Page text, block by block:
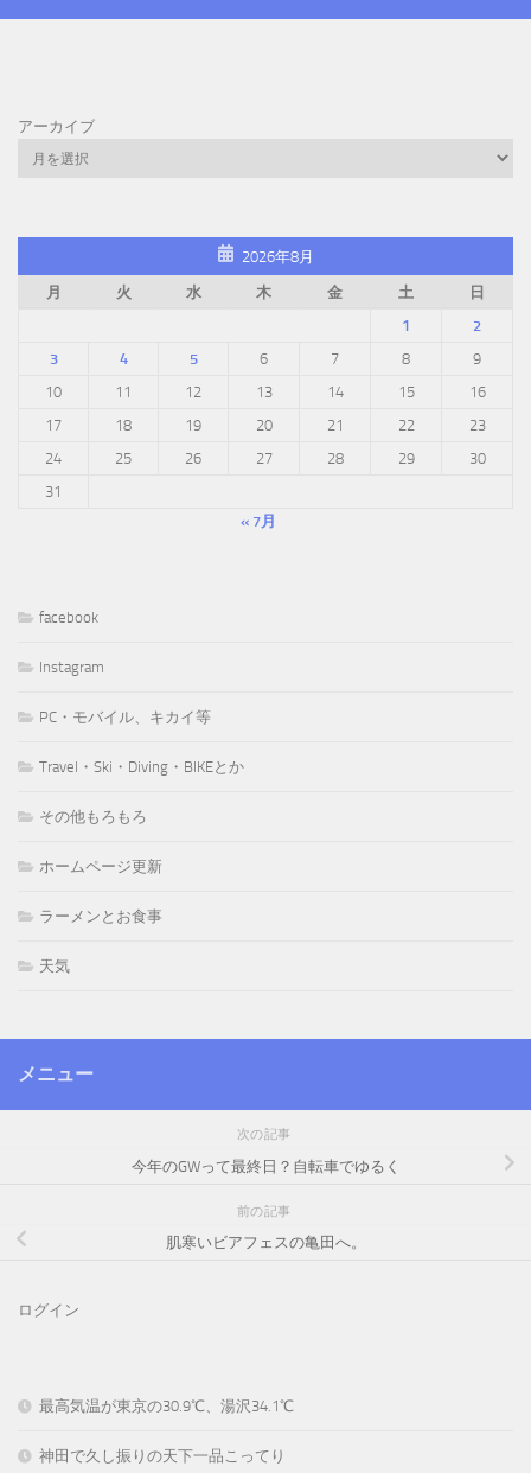
アーカイブ
2026年8月
月
火 水 木 金 土
日
1
2
3
4 5 6 7 8
9
10
11 12 13 14 15
16
17
18 19 20 21 22
23
24
25 26 27 28 29
30
31
« 7月
facebook
Instagram
PC・モバイル、キカイ等
Travel・Ski・Diving・BIKEとか
その他もろもろ
ホームページ更新
ラーメンとお食事
天気
メニュー
次の記事
今年のGWって最終日？自転車でゆるく
前の記事
肌寒いビアフェスの亀田へ。
ログイン
最高気温が東京の30.9℃、湯沢34.1℃
神田で久し振りの天下一品こってり